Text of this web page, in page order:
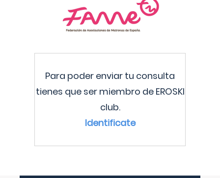
Para poder enviar tu consulta
tienes que ser miembro de EROSKI
club.
Identificate